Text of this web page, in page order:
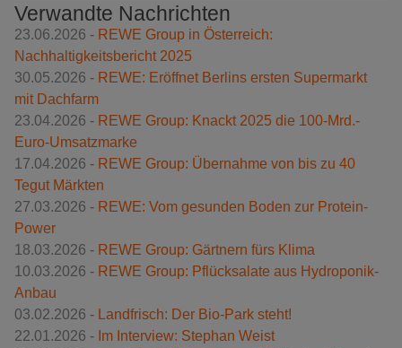
Verwandte Nachrichten
23.06.2026 - REWE Group in Österreich:
Nachhaltigkeitsbericht 2025
30.05.2026 - REWE: Eröffnet Berlins ersten Supermarkt
mit Dachfarm
23.04.2026 - REWE Group: Knackt 2025 die 100-Mrd.-
Euro-Umsatzmarke
17.04.2026 - REWE Group: Übernahme von bis zu 40
Tegut Märkten
27.03.2026 - REWE: Vom gesunden Boden zur Protein-
Power
18.03.2026 - REWE Group: Gärtnern fürs Klima
10.03.2026 - REWE Group: Pflücksalate aus Hydroponik-
Anbau
03.02.2026 - Landfrisch: Der Bio-Park steht!
22.01.2026 - Im Interview: Stephan Weist